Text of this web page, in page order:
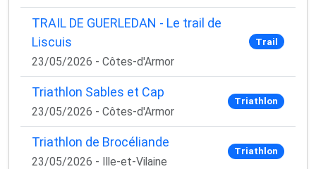
TRAIL DE GUERLEDAN - Le trail de
Liscuis
23/05/2026 - Côtes-d'Armor
Trail
Triathlon Sables et Cap
23/05/2026 - Côtes-d'Armor
Triathlon
Triathlon de Brocéliande
23/05/2026 - Ille-et-Vilaine
Triathlon